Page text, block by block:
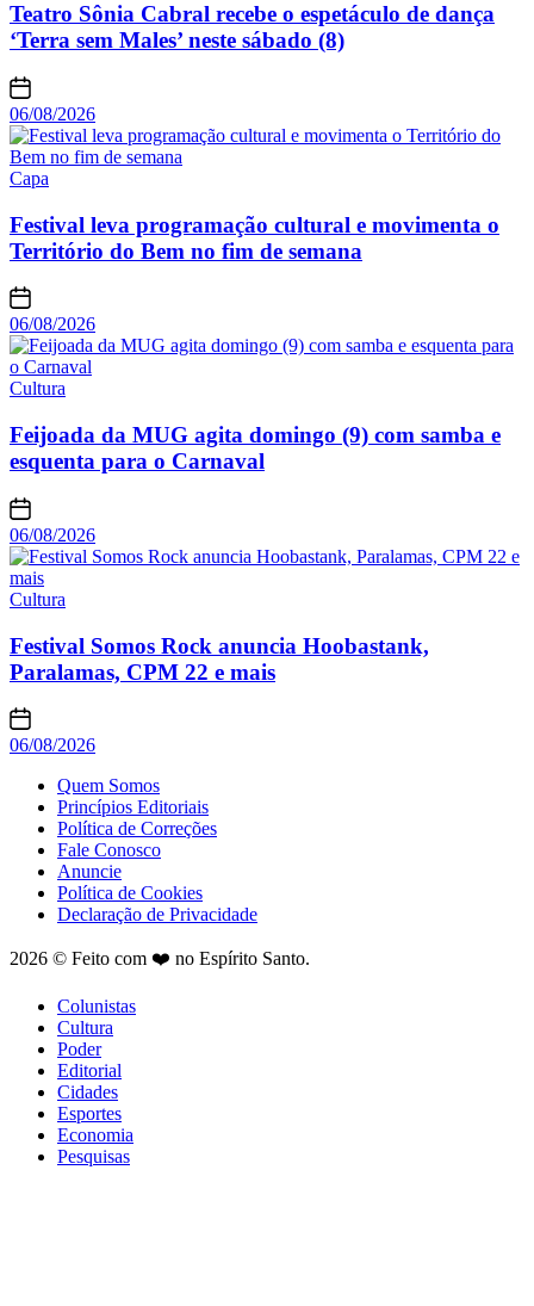
Teatro Sônia Cabral recebe o espetáculo de dança
‘Terra sem Males’ neste sábado (8)
06/08/2026
Capa
Festival leva programação cultural e movimenta o
Território do Bem no fim de semana
06/08/2026
Cultura
Feijoada da MUG agita domingo (9) com samba e
esquenta para o Carnaval
06/08/2026
Cultura
Festival Somos Rock anuncia Hoobastank,
Paralamas, CPM 22 e mais
06/08/2026
Quem Somos
Princípios Editoriais
Política de Correções
Fale Conosco
Anuncie
Política de Cookies
Declaração de Privacidade
2026 © Feito com ❤️ no Espírito Santo.
Colunistas
Cultura
Poder
Editorial
Cidades
Esportes
Economia
Pesquisas